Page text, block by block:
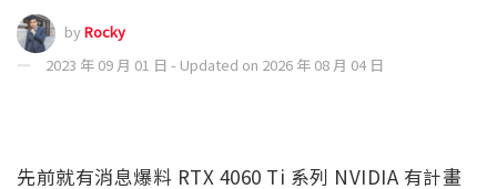
byRocky
2023 年 09 月 01 日 - Updated on 2026 年 08 月 04 日
先前就有消息爆料 RTX 4060 Ti 系列 NVIDIA 有計畫